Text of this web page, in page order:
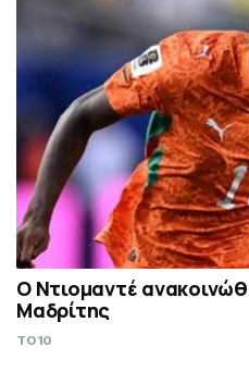
Ο Ντιομαντέ
Μαδρίτης
TO10